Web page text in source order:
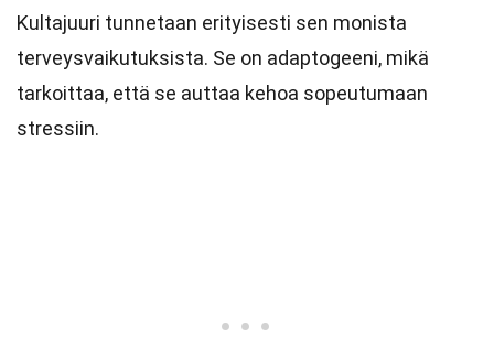
Kultajuuri tunnetaan erityisesti sen monista
terveysvaikutuksista. Se on adaptogeeni, mikä
tarkoittaa, että se auttaa kehoa sopeutumaan
stressiin.